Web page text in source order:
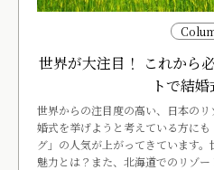
世界が大注目！ これから
トで結婚
世界からの注目度の高い、日本の
婚式を挙げようと考えている方に
グ」の人気が上がってきています
魅力とは？また、北海道でのリゾ